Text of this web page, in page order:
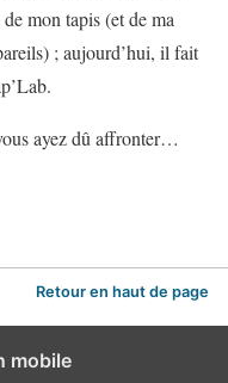
mon tapis (et de ma
; aujourd’hui, il fait
ayez dû affronter…
Retour en haut de page
mobile